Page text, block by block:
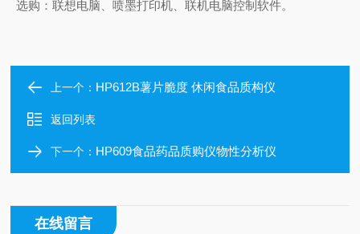
选购：联想电脑、喷墨打印机、联机电脑控制软件。
上一个： HP612B薯片脆度 休闲食品质构仪
返回列表
下一个： HP609食品药品质购仪物性分析仪
在线留言